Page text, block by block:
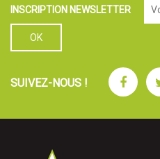
INSCRIPTION NEWSLETTER
SUIVEZ-NOUS !